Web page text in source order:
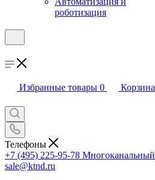
роботизация
Избранные товары 0 Корзина
Телефоны
+7 (495) 225-95-78 Многоканальный
sale@ktnd.ru